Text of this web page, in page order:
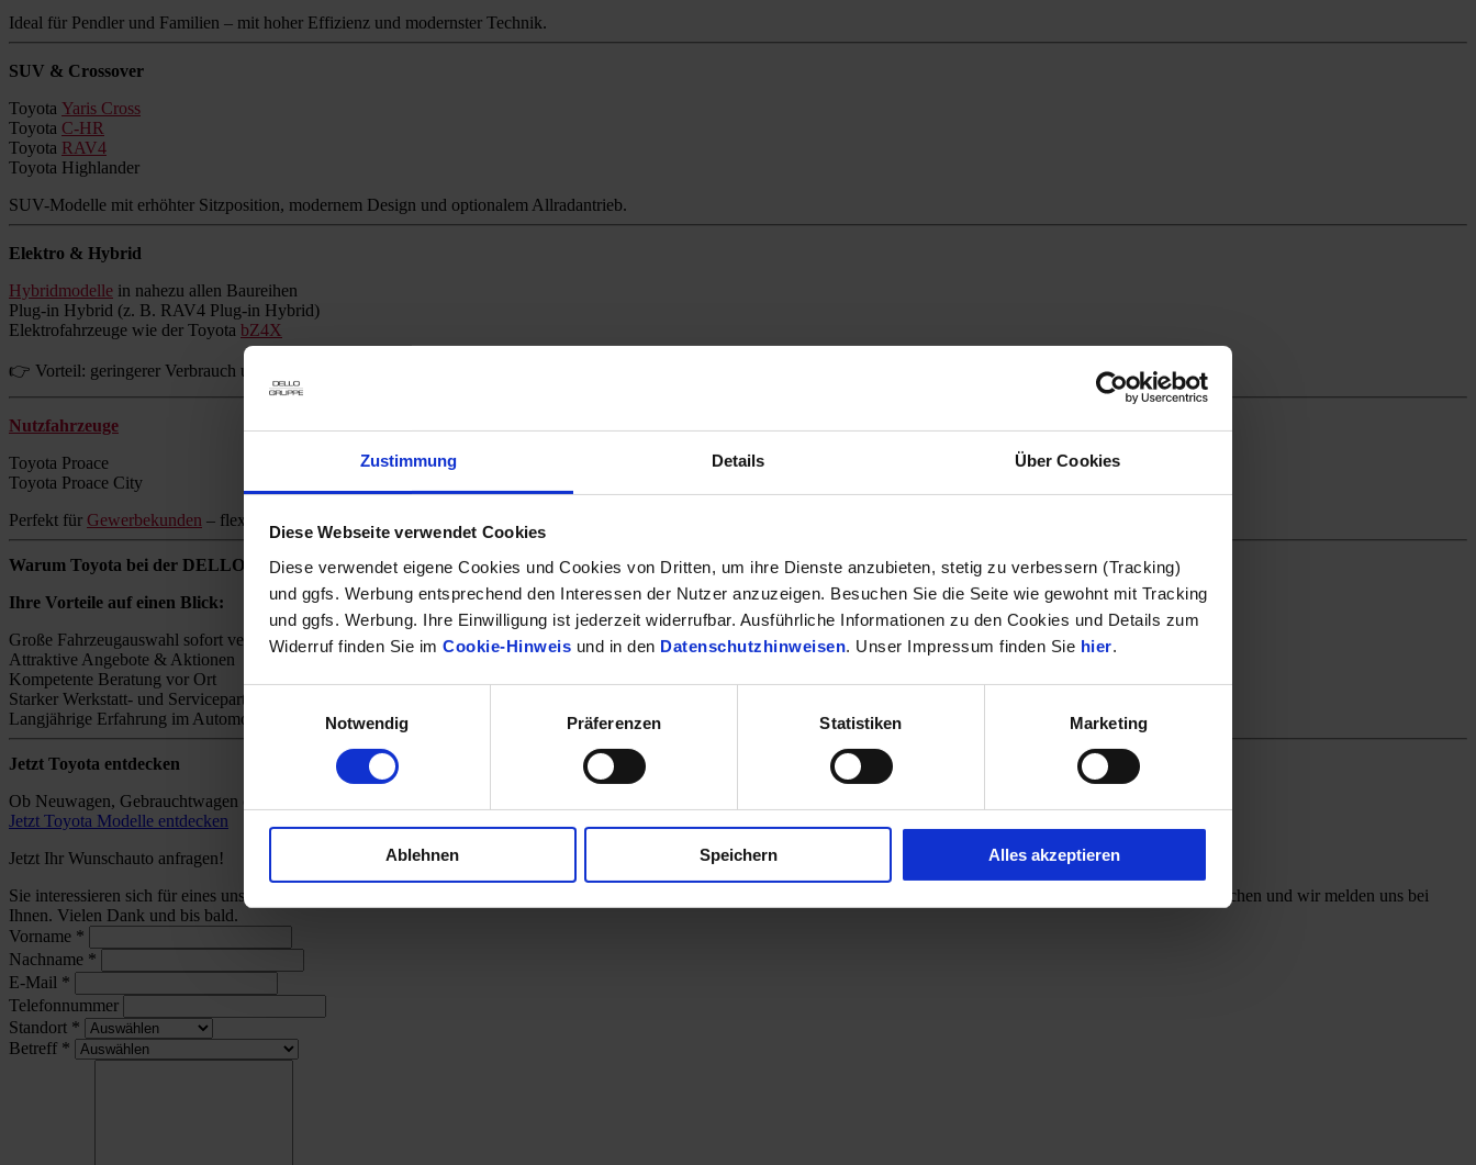
Zustimmung Details Über Cookies
Diese Webseite verwendet Cookies
Diese verwendet eigene Cookies und Cookies von Dritten, um ihre Dienste anzubieten, stetig zu verbessern (Tracking)
und ggfs. Werbung entsprechend den Interessen der Nutzer anzuzeigen. Besuchen Sie die Seite wie gewohnt mit Tracking
und ggfs. Werbung. Ihre Einwilligung ist jederzeit widerrufbar. Ausführliche Informationen zu den Cookies und Details zum
Widerruf finden Sie im Cookie-Hinweis und in den Datenschutzhinweisen. Unser Impressum finden Sie hier.
Einwilligungsauswahl
Notwendig
Präferenzen Statistiken Marketing
Ablehnen Speichern Alles akzeptieren
Ideal für Pendler und Familien – mit hoher Effizienz und modernster Technik.
SUV & Crossover
Toyota Yaris Cross
Toyota C-HR
Toyota RAV4
Toyota Highlander
SUV-Modelle mit erhöhter Sitzposition, modernem Design und optionalem Allradantrieb.
Elektro & Hybrid
Hybridmodelle in nahezu allen Baureihen
Plug-in Hybrid (z. B. RAV4 Plug-in Hybrid)
Elektrofahrzeuge wie der Toyota bZ4X
👉 Vorteil: geringerer Verbrauch und reduzierte Emissionen ohne Reichweitenangst.
Nutzfahrzeuge
Toyota Proace
Toyota Proace City
Perfekt für Gewerbekunden – flexibel, zuverlässig und wirtschaftlich.
Warum Toyota bei der DELLO GRUPPE kaufen?
Ihre Vorteile auf einen Blick:
Große Fahrzeugauswahl sofort verfügbar
Attraktive Angebote & Aktionen
Kompetente Beratung vor Ort
Starker Werkstatt- und Servicepartner
Langjährige Erfahrung im Automobilhandel
Jetzt Toyota entdecken
Ob Neuwagen, Gebrauchtwagen oder individuelles Angebot – bei uns finden Sie Ihr passendes Toyota Fahrzeug.
Jetzt Toyota Modelle entdecken
Jetzt Ihr Wunschauto anfragen!
Sie interessieren sich für eines unserer Toyota-Modelle und wünschen eine Kontaktaufnahme? Sehr gerne! Teilen Sie uns einfach im Betreff mit, welchen Kontaktweg Sie wünschen und wir melden uns bei
Ihnen. Vielen Dank und bis bald.
Vorname *
Nachname *
E-Mail *
Telefonnummer
Standort *
Betreff *